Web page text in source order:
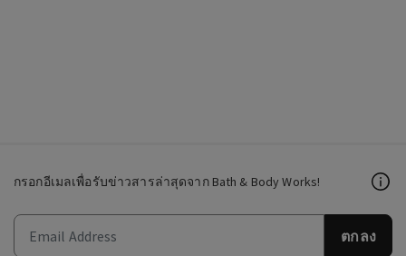
กรอกอีเมลเพื่อรับข่าวสารล่าสุดจาก Bath & Body Works!
ตกลง